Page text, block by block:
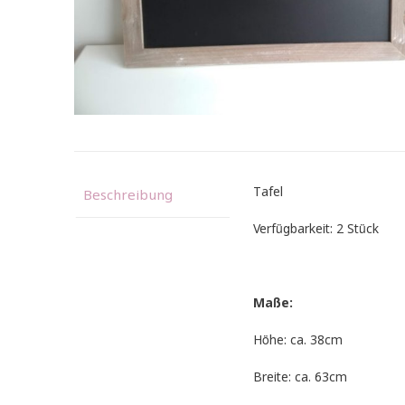
Beschreibung Tafel
Verfügbarkeit: 2 Stück
Maße:
Höhe: ca. 38cm
Breite: ca. 63cm